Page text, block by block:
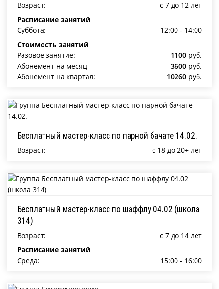
Возраст:
c 7 до 12 лет
Расписание занятий
Суббота:
12:00 - 14:00
Стоимость занятий
Разовое занятие:
1100 руб.
Абонемент на месяц:
3600 руб.
Абонемент на квартал:
10260 руб.
Бесплатный мастер-класс по парной бачате 14.02.
Возраст: c 18 до 20+ лет
Бесплатный мастер-класс по шаффлу 04.02 (школа
314)
Возраст:
c 7 до 14 лет
Расписание занятий
Среда:
15:00 - 16:00